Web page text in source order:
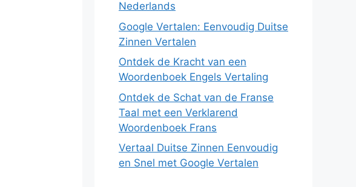
Nederlands
Google Vertalen: Eenvoudig Duitse
Zinnen Vertalen
Ontdek de Kracht van een
Woordenboek Engels Vertaling
Ontdek de Schat van de Franse
Taal met een Verklarend
Woordenboek Frans
Vertaal Duitse Zinnen Eenvoudig
en Snel met Google Vertalen